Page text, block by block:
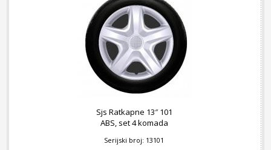
Sjs Ratkapne 13″ 101
ABS, set 4 komada
Serijski broj: 13101